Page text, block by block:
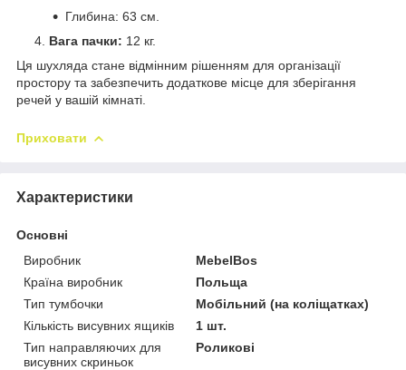
Глибина: 63 см.
Вага пачки: 12 кг.
Ця шухляда стане відмінним рішенням для організації
простору та забезпечить додаткове місце для зберігання
речей у вашій кімнаті.
Приховати
Характеристики
Основні
Виробник
MebelBos
Країна виробник
Польща
Тип тумбочки
Мобільний (на коліщатках)
Кількість висувних ящиків
1 шт.
Тип направляючих для
висувних скриньок
Роликові